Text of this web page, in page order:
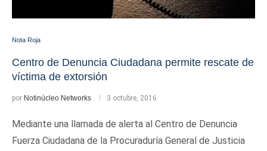
Nota Roja
Centro de Denuncia Ciudadana permite rescate de
víctima de extorsión
por Notinúcleo Networks 3 octubre, 2016
Mediante una llamada de alerta al Centro de Denuncia
Fuerza Ciudadana de la Procuraduría General de Justicia